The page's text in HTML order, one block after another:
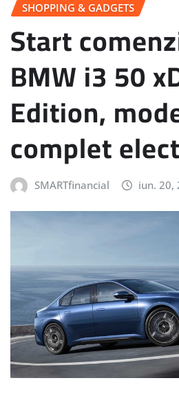
SHOPPING & GADGETS
Start
BMW i3 50
Edition,
complet
SMARTfinancial iun. 20,